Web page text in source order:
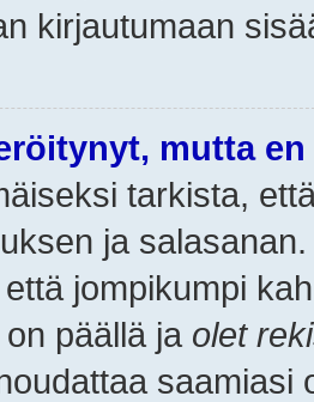
kirjautumaan
mutta
tarkista,
ja
jompikumpi
päällä ja olet
saamiasi